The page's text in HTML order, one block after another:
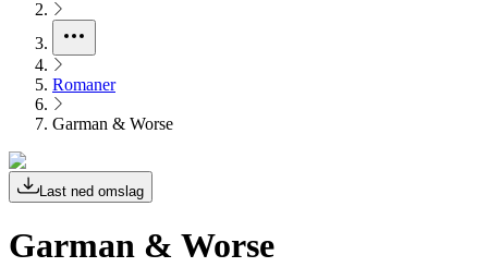
Romaner
Garman & Worse
Last ned omslag
Garman & Worse